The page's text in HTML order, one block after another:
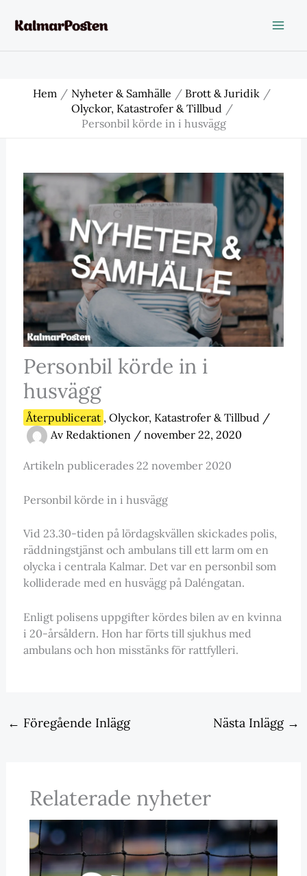
Hem Nyheter & Samhälle
Brott & Juridik
Olyckor, Katastrofer & Tillbud
Personbil körde in i husvägg
Personbil körde in i
husvägg
Återpublicerat , Olyckor, Katastrofer & Tillbud /
Av Redaktionen / november 22, 2020
Artikeln publicerades 22 november 2020
Personbil körde in i husvägg
Vid 23.30-tiden på lördagskvällen skickades polis,
räddningstjänst och ambulans till ett larm om en
olycka i centrala Kalmar. Det var en personbil som
kolliderade med en husvägg på Daléngatan.
Enligt polisens uppgifter kördes bilen av en kvinna
i 20-årsåldern. Hon har förts till sjukhus med
ambulans och hon misstänks för rattfylleri.
← Föregående Inlägg Nästa Inlägg →
Relaterade nyheter